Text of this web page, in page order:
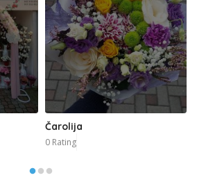
Čarolija
0 Rating